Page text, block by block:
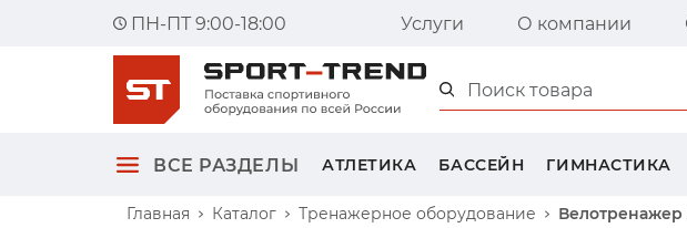
ПН-ПТ 9:00-18:00 Услуги О компании
ВСЕ РАЗДЕЛЫ АТЛЕТИКА БАССЕЙН ГИМНАСТИКА
Главная Каталог Тренажерное оборудование Велотренажер